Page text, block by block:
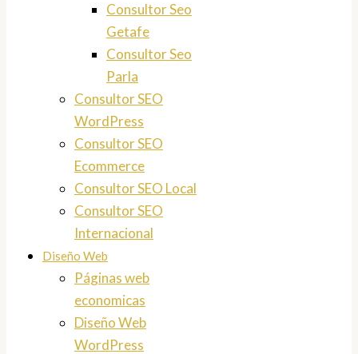
Consultor Seo
Getafe
Consultor Seo
Parla
Consultor SEO
WordPress
Consultor SEO
Ecommerce
Consultor SEO Local
Consultor SEO
Internacional
Diseño Web
Páginas web
economicas
Diseño Web
WordPress